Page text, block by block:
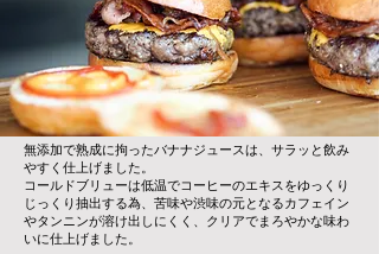
無添加で熟成に拘ったバナナジュースは、サラッと飲み
やすく仕上げました。
コールドブリューは低温でコーヒーのエキスをゆっくり
じっくり抽出する為、苦味や渋味の元となるカフェイン
やタンニンが溶け出しにくく、クリアでまろやかな味わ
いに仕上げました。